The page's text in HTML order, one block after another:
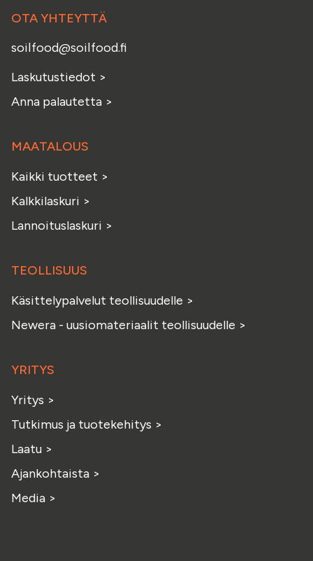
OTA YHTEYTTÄ
soilfood@soilfood.fi
Laskutustiedot >
Anna palautetta >
MAATALOUS
Kaikki tuotteet >
Kalkkilaskuri >
Lannoituslaskuri >
TEOLLISUUS
Käsittelypalvelut teollisuudelle >
Newera - uusiomateriaalit teollisuudelle >
YRITYS
Yritys >
Tutkimus ja tuotekehitys >
Laatu >
Ajankohtaista >
Media >